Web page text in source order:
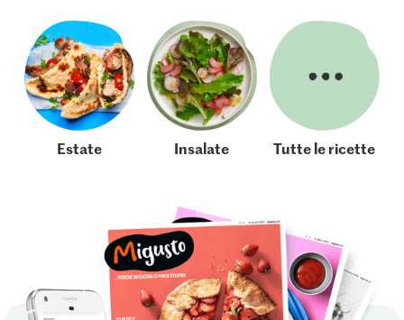
Estate Insalate Tutte le ricette